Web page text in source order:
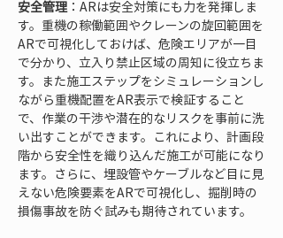
安全管理 ：ARは安全対策にも力を発揮しま
す。重機の稼働範囲やクレーンの旋回範囲を
ARで可視化しておけば、危険エリアが一目
で分かり、立入り禁止区域の周知に役立ちま
す。また施工ステップをシミュレーションし
ながら重機配置をAR表示で検証すること
で、作業の干渉や潜在的なリスクを事前に洗
い出すことができます。これにより、計画段
階から安全性を織り込んだ施工が可能になり
ます。さらに、埋設管やケーブルなど目に見
えない危険要素をARで可視化し、掘削時の
損傷事故を防ぐ試みも期待されています。